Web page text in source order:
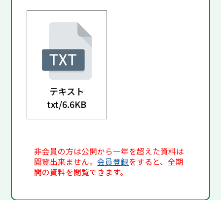
テキスト
txt/6.6KB
非会員の方は公開から一年を超えた資料は
閲覧出来ません。会員登録をすると、全期
間の資料を閲覧できます。